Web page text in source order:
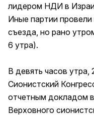
лидером НДИ в
Иные партии
съезда, но рано
6 утра).
В девять часов
Сионистский
отчетным докладом
Верховного